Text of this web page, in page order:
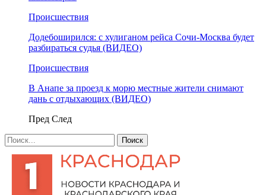
Происшествия
Додебоширился: с хулиганом рейса Сочи-Москва будет
разбираться судья (ВИДЕО)
Происшествия
В Анапе за проезд к морю местные жители снимают
дань с отдыхающих (ВИДЕО)
Пред След